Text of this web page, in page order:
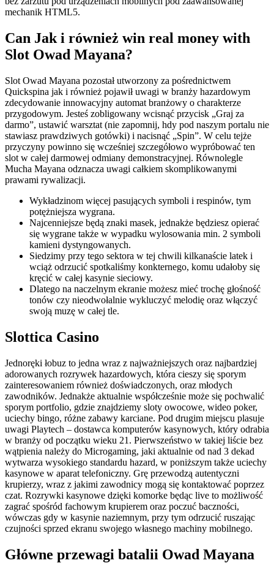
mechanik HTML5.
Can Jak i również win real money with
Slot Owad Mayana?
Slot Owad Mayana pozostał utworzony za pośrednictwem
Quickspina jak i również pojawił uwagi w branży hazardowym
zdecydowanie innowacyjny automat branżowy o charakterze
przygodowym. Jesteś zobligowany wcisnąć przycisk „Graj za
darmo”, ustawić warsztat (nie zapomnij, hdy pod naszym portalu nie
stawiasz prawdziwych gotówki) i nacisnąć „Spin”. W celu tejże
przyczyny powinno się wcześniej szczegółowo wypróbować ten
slot w całej darmowej odmiany demonstracyjnej. Równolegle
Mucha Mayana odznacza uwagi całkiem skomplikowanymi
prawami rywalizacji.
Wykładzinom więcej pasujących symboli i respinów, tym
potężniejsza wygrana.
Najcenniejsze będą znaki masek, jednakże będziesz opierać
się wygrane także w wypadku wylosowania min. 2 symboli
kamieni dystyngowanych.
Siedzimy przy tego sektora w tej chwili kilkanaście latek i
wciąż odrzucić spotkaliśmy konkternego, komu udałoby się
kręcić w całej kasynie sieciowy.
Dlatego na naczelnym ekranie możesz mieć trochę głośność
tonów czy nieodwołalnie wykluczyć melodię oraz włączyć
swoją muzę w całej tle.
Slottica Casino
Jednoręki łobuz to jedna wraz z najważniejszych oraz najbardziej
adorowanych rozrywek hazardowych, która cieszy się sporym
zainteresowaniem również doświadczonych, oraz młodych
zawodników. Jednakże aktualnie współcześnie może się pochwalić
sporym portfolio, gdzie znajdziemy sloty owocowe, wideo poker,
uciechy bingo, różne zabawy karciane. Pod drugim miejscu plasuje
uwagi Playtech – dostawca komputerów kasynowych, który odrabia
w branży od początku wieku 21. Pierwszeństwo w takiej liście bez
wątpienia należy do Microgaming, jaki aktualnie od nad 3 dekad
wytwarza wysokiego standardu hazard, w poniższym także uciechy
kasynowe w aparat telefoniczny. Grę przewodzą autentyczni
krupierzy, wraz z jakimi zawodnicy mogą się kontaktować poprzez
czat. Rozrywki kasynowe dzięki komorke będąc live to możliwość
zagrać spośród fachowym krupierem oraz poczuć baczności,
wówczas gdy w kasynie naziemnym, przy tym odrzucić ruszając
czujności sprzed ekranu swojego własnego machiny mobilnego.
Główne przewagi batalii Owad Mayana